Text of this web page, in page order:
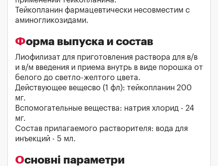
Тейкопланин фармацевтически несовместим с
аминогликозидами.
Форма выпуска и состав
Лиофилизат для приготовления раствора для в/в
и в/м введения и приема внутрь в виде порошка от
белого до светло-желтого цвета.
Действующее вещесво (1 фл): тейкопланин 200
мг.
Вспомогательные вещества: натрия хлорид - 24
мг.
Состав прилагаемого растворителя: вода для
инъекций - 5 мл.
Основні параметри